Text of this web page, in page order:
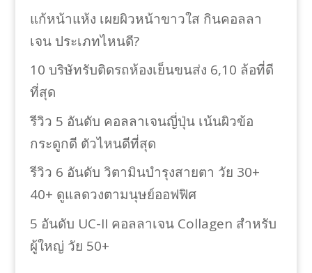
แก้หน้าแห้ง เผยผิวหน้าขาวใส กินคอลลา
เจน ประเภทไหนดี?
10 บริษัทรับติดรถห้องเย็นขนส่ง 6,10 ล้อที่ดี
ที่สุด
รีวิว 5 อันดับ คอลลาเจนญี่ปุ่น เน้นผิวข้อ
กระดูกดี ตัวไหนดีที่สุด
รีวิว 6 อันดับ วิตามินบำรุงสายตา วัย 30+
40+ ดูแลดวงตามนุษย์ออฟฟิศ
5 อันดับ UC-II คอลลาเจน Collagen สำหรับ
ผู้ใหญ่ วัย 50+